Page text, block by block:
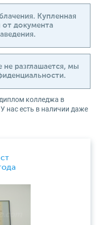
Купленная
от документа
разглашается, мы
колледжа в
нас есть в наличии даже